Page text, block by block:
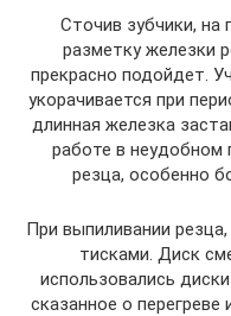
Сточив зубчики, на
разметку железки
прекрасно подойдет.
укорачивается при
длинная железка
работе в неудобном
резца, особенно
При выпиливании
тисками. Диск
использовались
сказанное о